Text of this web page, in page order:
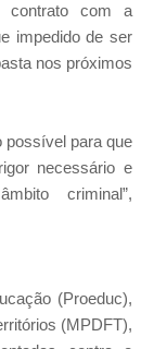
contrato com a
impedido de ser
nos próximos
possível para que
necessário e
criminal”,
(Proeduc),
(MPDFT),